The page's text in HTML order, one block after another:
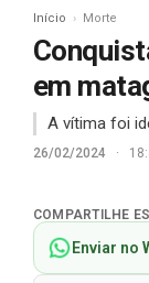
Início Morte
em
A vítima foi
26/02/2024 ·
COMPARTILHE
Enviar no